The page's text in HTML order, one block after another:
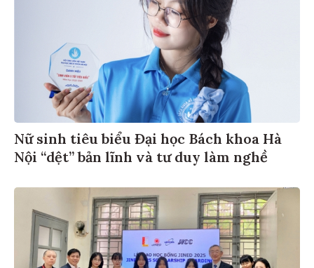
Nữ sinh tiêu biểu Đại học Bách khoa Hà
Nội “dệt” bản lĩnh và tư duy làm nghề